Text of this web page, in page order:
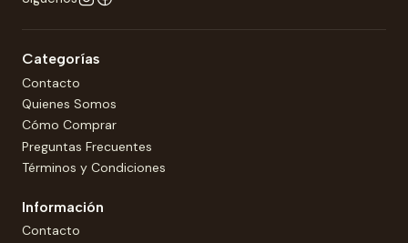
Categorías
Contacto
Quienes Somos
Cómo Comprar
Preguntas Frecuentes
Términos y Condiciones
Información
Contacto